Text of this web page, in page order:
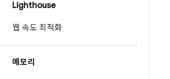
Lighthouse
웹 속도 최적화
메모리